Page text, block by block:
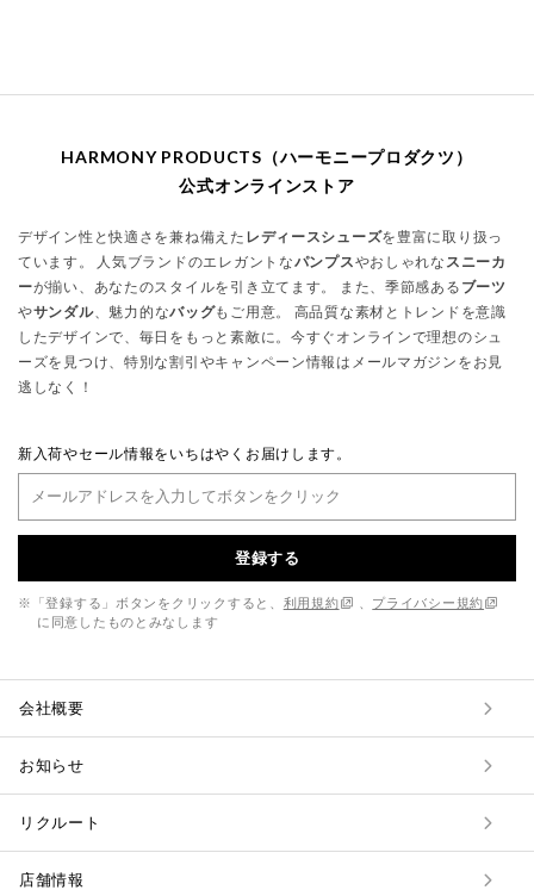
HARMONY PRODUCTS（ハーモニープロダクツ）
公式オンラインストア
デザイン性と快適さを兼ね備えた レディースシューズを豊富に取り扱っ
ています。 人気ブランドのエレガントなパンプスやおしゃれな スニーカ
ーが揃い、あなたのスタイルを引き立てます。 また、季節感ある ブーツ
やサンダル、魅力的なバッグもご用意。 高品質な素材とトレンドを意識
したデザインで、毎日をもっと素敵に。今すぐオンラインで理想のシュ
ーズを見つけ、特別な割引やキャンペーン情報はメールマガジンをお見
逃しなく！
新入荷やセール情報をいちはやくお届けします。
登録する
※「登録する」ボタンをクリックすると、 利用規約
プライバシー規約
に同意したものとみなします
会社概要
お知らせ
リクルート
店舗情報